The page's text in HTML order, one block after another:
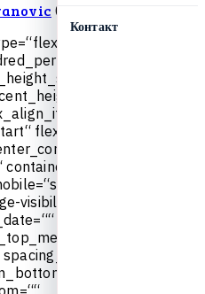
Контакт
0 Comments
pe=“flex
red per
heig ht s
ent heig
_ align _it
tart“ flex
nter_con
containe
o bile=“s
ge-visi bil
date=““
top_ me
spacing
bottom
m=““